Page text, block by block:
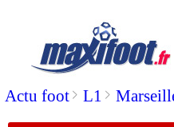
Actu foot> L1 >
: la
06/10 EdF: